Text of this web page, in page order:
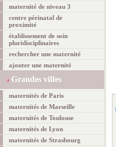
maternité de niveau 3
centre périnatal de
proximité
établissement de soin
pluridisciplinaires
rechercher une maternité
ajouter une maternité
Grandes villes
maternités de Paris
maternités de Marseille
maternités de Toulouse
maternités de Lyon
maternités de Strasbourg